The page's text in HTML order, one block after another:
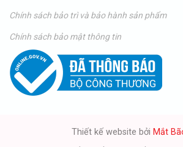
Chính sách bảo trì và bảo hành sản phẩm
Chính sách bảo mật thông tin
Thiết kế website bởi Mắt